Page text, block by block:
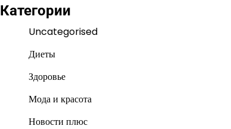
Категории
Uncategorised
Диеты
Здоровье
Мода и красота
Новости плюс